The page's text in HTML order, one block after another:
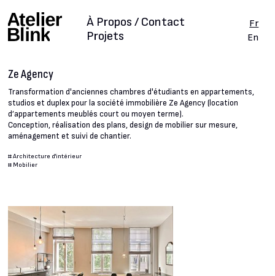
Projets
À Propos / Contact
Fr
En
Ze Agency
Transformation d'anciennes chambres d'étudiants en appartements,
studios et duplex pour la société immobilière Ze Agency (location
d’appartements meublés court ou moyen terme).
Conception, réalisation des plans, design de mobilier sur mesure,
aménagement et suivi de chantier.
#Architecture d'intérieur
# Mobilier